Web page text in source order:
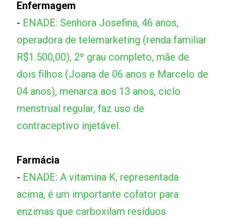
Enfermagem
- ENADE: Senhora Josefina, 46 anos,
operadora de telemarketing (renda familiar
R$1.500,00), 2º grau completo, mãe de
dois filhos (Joana de 06 anos e Marcelo de
04 anos), menarca aos 13 anos, ciclo
menstrual regular, faz uso de
contraceptivo injetável.
Farmácia
- ENADE: A vitamina K, representada
acima, é um importante cofator para
enzimas que carboxilam resíduos